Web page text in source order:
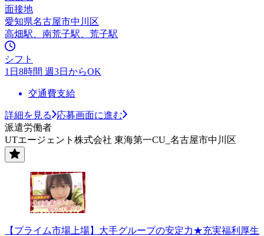
面接地
愛知県名古屋市中川区
高畑駅、南荒子駅、荒子駅
シフト
1日8時間 週3日からOK
交通費支給
詳細を見る
応募画面に進む
派遣労働者
UTエージェント株式会社 東海第一CU_名古屋市中川区
【プライム市場上場】大手グループの安定力★充実福利厚生